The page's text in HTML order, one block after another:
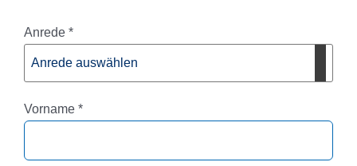
Anrede Pflichtfeld
*
Vorname Pflichtfeld
*